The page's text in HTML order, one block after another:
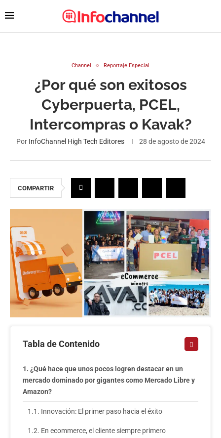
Channel Reportaje Especial
¿Por qué son exitosos
Cyberpuerta, PCEL,
Intercompras o Kavak?
Por InfoChannel High Tech Editores 28 de agosto de 2024
COMPARTIR
Tabla de Contenido
¿Qué hace que unos pocos logren destacar en un
mercado dominado por gigantes como Mercado Libre y
Amazon?
Innovación: El primer paso hacia el éxito
En ecommerce, el cliente siempre primero